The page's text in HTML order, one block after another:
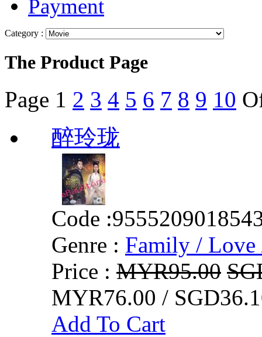
Payment
Category :
The Product Page
Page 1 2 3 4 5 6 7 8 9 10
醉玲珑
Code :
Genre : Family / Love
Price : MYR95.00
MYR76.00 /
Add To Cart